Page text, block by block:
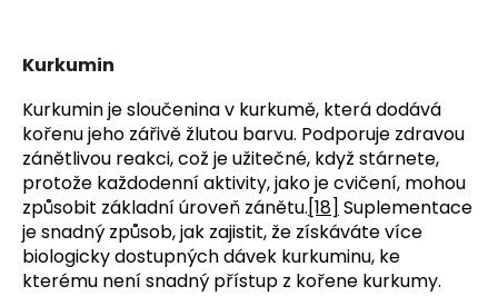
Kurkumin
Kurkumin je sloučenina v kurkumě, která dodává
kořenu jeho zářivě žlutou barvu. Podporuje zdravou
zánětlivou reakci, což je užitečné, když stárnete,
protože každodenní aktivity, jako je cvičení, mohou
způsobit základní úroveň zánětu.[18] Suplementace
je snadný způsob, jak zajistit, že získáváte více
biologicky dostupných dávek kurkuminu, ke
kterému není snadný přístup z kořene kurkumy.